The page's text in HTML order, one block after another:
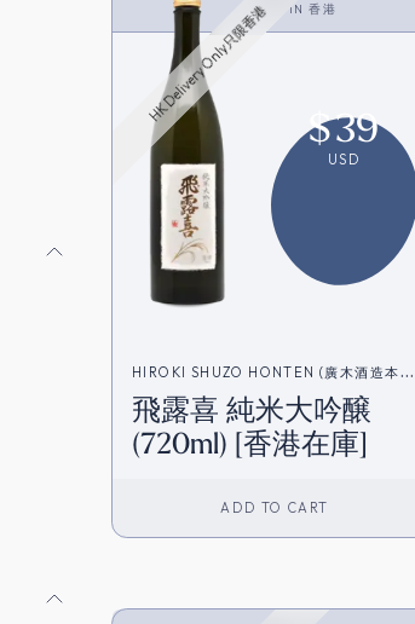
<SAKE>
IN香港
HK Delivery Only只限香港
$39
USD
HIROKI SHUZO HONTEN (廣木酒造本
店)
飛露喜 純米大吟醸
(720ml) [香港在庫]
ADD TO CART